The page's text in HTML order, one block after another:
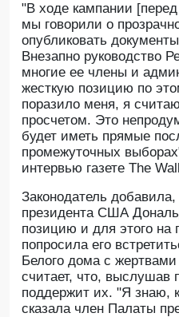
"В ходе кампании
мы говорили о
опубликовать
Внезапно руководство
многие ее члены и
жесткую позицию по
поразило меня, я
просчетом. Это
будет иметь прямые
промежуточных
интервью газете The
Законодатель
президента США
позицию и для этого на
попросила его
Белого дома с
считает, что, выслушав
поддержит их. "Я знаю,
сказала член Палаты